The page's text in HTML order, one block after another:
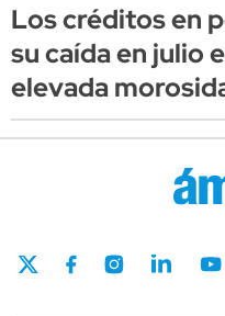
Los créditos en
su caída en julio
elevada